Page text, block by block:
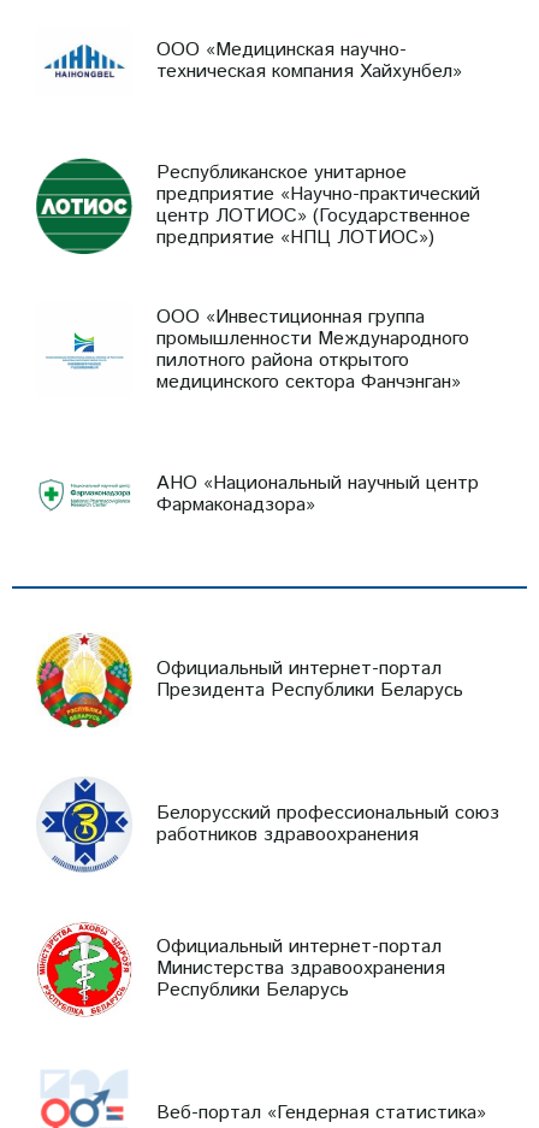
ООО «Медицинская научно-
техническая компания Хайхунбел»
Республиканское унитарное
предприятие «Научно-практический
центр ЛОТИОС» (Государственное
предприятие «НПЦ ЛОТИОС»)
ООО «Инвестиционная группа
промышленности Международного
пилотного района открытого
медицинского сектора Фанчэнган»
АНО «Национальный научный центр
Фармаконадзора»
Официальный интернет-портал
Президента Республики Беларусь
Белорусский профессиональный союз
работников здравоохранения
Официальный интернет-портал
Министерства здравоохранения
Республики Беларусь
Веб-портал «Гендерная статистика»